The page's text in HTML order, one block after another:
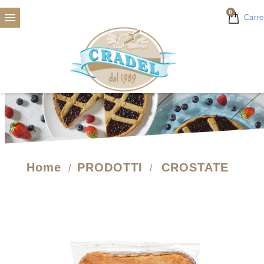
 0
Home PRODOTTI CROSTATE